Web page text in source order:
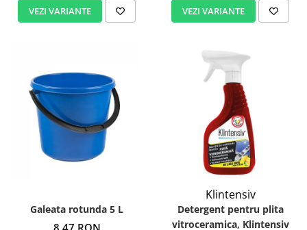
VEZI VARIANTE VEZI VARIANTE
Galeata rotunda 5 L
8,47 RON
Klintensiv
Detergent pentru plita
vitroceramica, Klintensiv